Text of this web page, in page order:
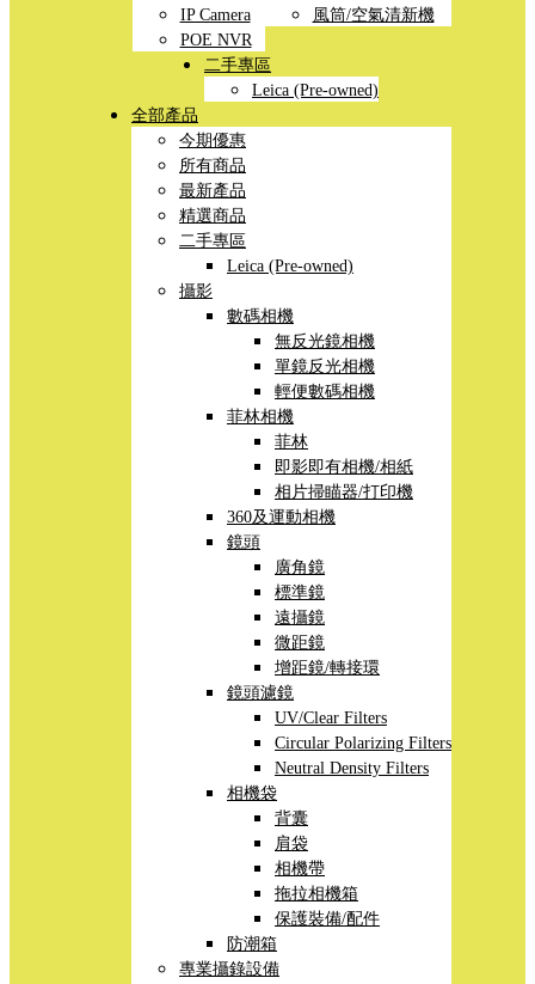
IP Camera
POE NVR
風筒/空氣清新機
二手專區
Leica (Pre-owned)
全部產品
今期優惠
所有商品
最新產品
精選商品
二手專區
Leica (Pre-owned)
攝影
數碼相機
無反光鏡相機
單鏡反光相機
輕便數碼相機
菲林相機
菲林
即影即有相機/相紙
相片掃瞄器/打印機
360及運動相機
鏡頭
廣角鏡
標準鏡
遠攝鏡
微距鏡
增距鏡/轉接環
鏡頭濾鏡
UV/Clear Filters
Circular Polarizing Filters
Neutral Density Filters
相機袋
背囊
肩袋
相機帶
拖拉相機箱
保護裝備/配件
防潮箱
專業攝錄設備